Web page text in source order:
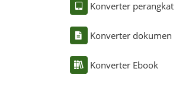
Konverter perangkat
Konverter dokumen
Konverter Ebook